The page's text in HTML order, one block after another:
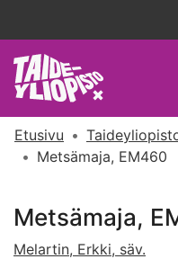
Etusivu
Metsämaja, EM460
Metsämaja,
Melartin, Erkki, säv.